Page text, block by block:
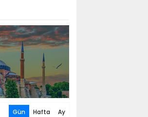
Gün Hafta Ay